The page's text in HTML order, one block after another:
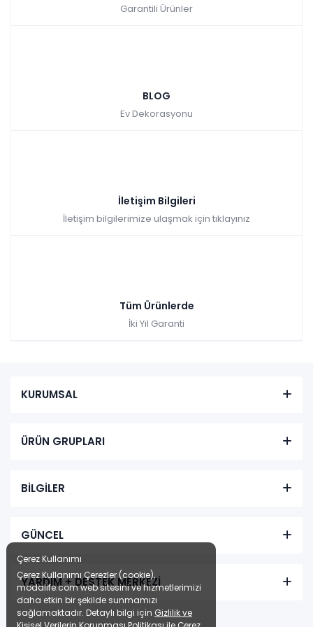
vade farksız
Garantili Ürünler
BLOG
Ev Dekorasyonu
İletişim Bilgileri
İletişim bilgilerimize ulaşmak için tıklayınız
Tüm Ürünlerde
İki Yıl Garanti
KURUMSAL
ÜRÜN GRUPLARI
BİLGİLER
GÜNCEL
YARDIM + DESTEK MERKEZİ
Çerez Kullanımı
Çerez Kullanımı Çerezler (cookie),
modalife.com web sitesini ve hizmetlerimizi
daha etkin bir şekilde sunmamızı
sağlamaktadır. Detaylı bilgi için Gizlilik ve